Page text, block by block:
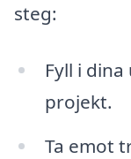
steg:
Fyll i
projekt.
Ta emot